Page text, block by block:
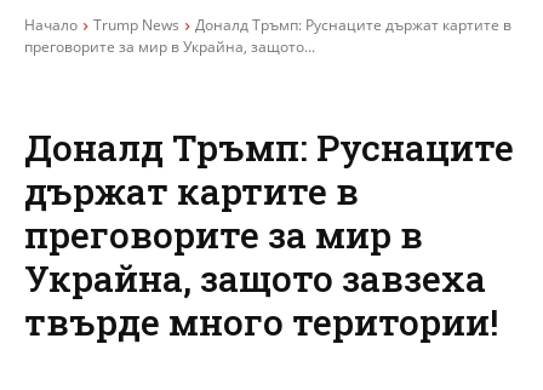
Начало Trump News
Доналд Тръмп: Руснаците държат картите в
преговорите за мир в Украйна, защото...
Доналд Тръмп: Руснаците
държат картите в
преговорите за мир в
Украйна, защото завзеха
твърде много територии!